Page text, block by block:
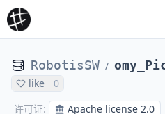
RobotisSW /
like
0
许可证: Apache license 2.0